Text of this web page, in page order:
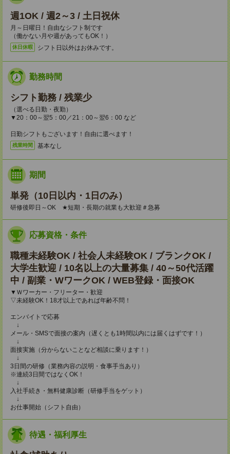
週1OK / 週2～3 / 土日祝休
月～日曜日！自由なシフト制です
（働かない月や週があってもOK！）
休日休暇 シフト日以外はお休みです。
勤務時間
シフト勤務 / 残業少
（選べる日勤・夜勤）
▼20：00～翌5：00／21：00～翌6：00 など
日勤シフトもございます！自由に選べます！
残業時間 基本なし
期間
単発（10日以内・1日のみ）
研修後即日～OK ★短期・長期の就業も大歓迎＃急募
応募資格・条件
職種未経験OK / 社会人未経験OK / ブランクOK /
大学生歓迎 / 10名以上の大量募集 / 40～50代活躍
中 / 副業・WワークOK / WEB登録・面接OK
▼Ｗワーカー・フリーター・歓迎
▽未経験OK！18才以上であれば年齢不問！
エンバイトで応募
↓
メール・SMSで面接の案内（遅くとも1時間以内には届くはずです！）
↓
面接実施（分からないことなど相談に乗ります！）
↓
3日間の研修（業務内容の説明・食事手当あり）
※連続3日間ではなくOK！
↓
入社手続き・無料健康診断（研修手当をゲット）
↓
お仕事開始（シフト自由）
待遇・福利厚生